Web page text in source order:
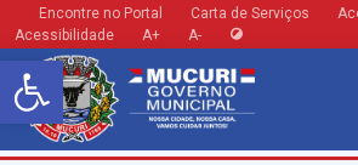
Barra de Ferramentas Aberta
Encontre no Portal Carta de Serviços
Acessibilidade
A+ A-